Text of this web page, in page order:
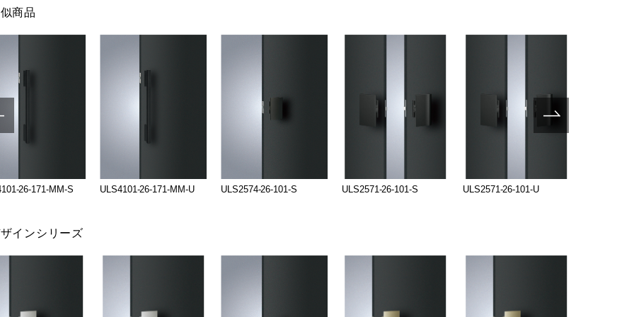
商品
26-171-MM-S ULS4101-26-171-MM-U ULS2574-26-101-S ULS2571-26-101-S ULS2571-26-101-U
インシリーズ